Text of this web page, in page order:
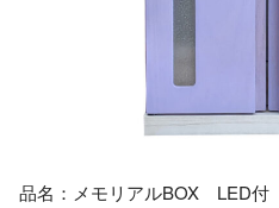
品名：メモリアルBOX LED